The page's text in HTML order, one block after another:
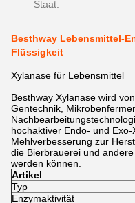
Staat:
Besthway Lebensmittel-
Flüssigkeit
Xylanase für Lebensmittel
Besthway Xylanase wird
Gentechnik,
hochaktiver Endo- und
Mehlverbesserung zur
die Bierbrauerei und
werden können.
Artikel
Typ
Enzymaktivität